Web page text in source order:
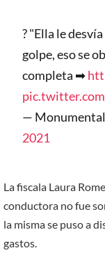
? "Ella le
golpe, eso se
completa ➡
— Monumental
2021
La fiscala Laura
conductora no fue
la misma se puso a
gastos.